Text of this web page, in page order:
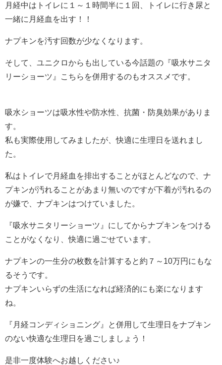
月経中はトイレに１～１時間半に１回、トイレに行き尿と
一緒に月経血を出す！！
ナプキンを汚す回数が少なくなります。
そして、ユニクロからも出している今話題の『吸水サニタ
リーショーツ』こちらを併用するのもオススメです。
吸水ショーツは吸水性や防水性、抗菌・防臭効果がありま
す。
私も実際使用してみましたが、快適に生理日を送れまし
た。
私はトイレで月経血を排出することがほとんどなので、ナ
プキンが汚れることがあまり無いのですが下着が汚れるの
が嫌で、ナプキンはつけていました。
『吸水サニタリーショーツ』にしてからナプキンをつける
ことがなくなり、快適に過ごせています。
ナプキンの一生分の枚数を計算すると約７～10万円にもな
るそうです。
ナプキンいらずの生活になれば経済的にも楽になります
ね。
『月経コンディショニング』と併用して生理日をナプキン
のない快適な生理日を過ごしましょう！
是非一度体験へお越しください♪